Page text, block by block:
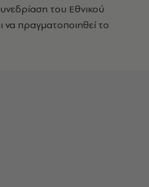
του Εθνικού
να πραγματοποιηθεί το